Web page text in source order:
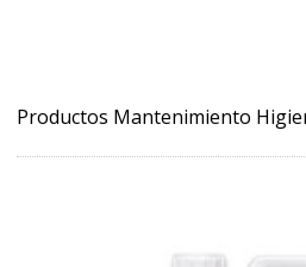
Productos Mantenimiento